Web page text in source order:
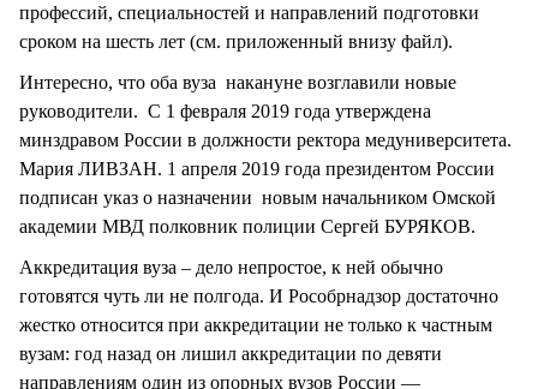
профессий, специальностей и направлений подготовки
сроком на шесть лет (см. приложенный внизу файл).
Интересно, что оба вуза накануне возглавили новые
руководители. С 1 февраля 2019 года утверждена
минздравом России в должности ректора медуниверситета.
Мария ЛИВЗАН. 1 апреля 2019 года президентом России
подписан указ о назначении новым начальником Омской
академии МВД полковник полиции Сергей БУРЯКОВ.
Аккредитация вуза – дело непростое, к ней обычно
готовятся чуть ли не полгода. И Рособрнадзор достаточно
жестко относится при аккредитации не только к частным
вузам: год назад он лишил аккредитации по девяти
направлениям один из опорных вузов России —